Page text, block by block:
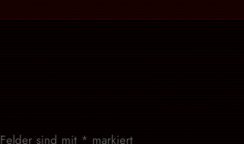
sind mit * markiert